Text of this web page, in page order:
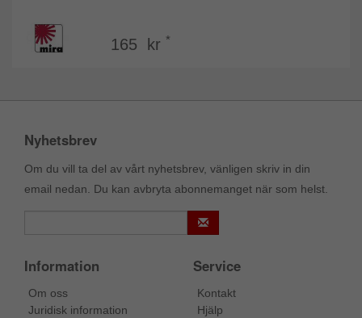
165 kr *
Nyhetsbrev
Om du vill ta del av vårt nyhetsbrev, vänligen skriv in din
email nedan. Du kan avbryta abonnemanget när som helst.
Information
Om oss
Juridisk information
Service
Kontakt
Hjälp